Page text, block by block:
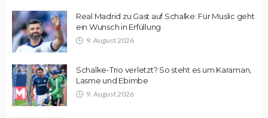
Real Madrid zu Gast auf Schalke: Für Muslic geht
ein Wunsch in Erfüllung
9. August 2026
Schalke-Trio verletzt? So steht es um Karaman,
Lasme und Ebimbe
9. August 2026